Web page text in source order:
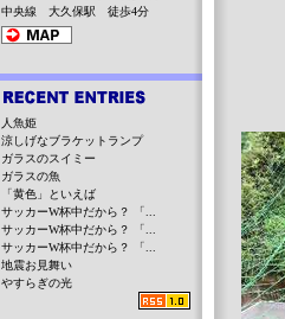
中央線 大久保駅 徒歩4分
人魚姫
涼しげなブラケットランプ
ガラスのスイミー
ガラスの魚
「黄色」といえば
サッカーW杯中だから？ 「...
サッカーW杯中だから？ 「...
サッカーW杯中だから？ 「...
地震お見舞い
やすらぎの光